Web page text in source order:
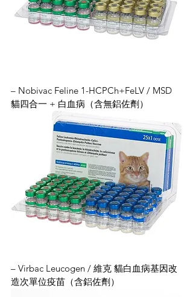
– Nobivac Feline 1-HCPCh+FeLV / MSD
貓四合一 + 白血病（含無鋁佐劑）
– Virbac Leucogen / 維克 貓白血病基因改
造次單位疫苗（含鋁佐劑）